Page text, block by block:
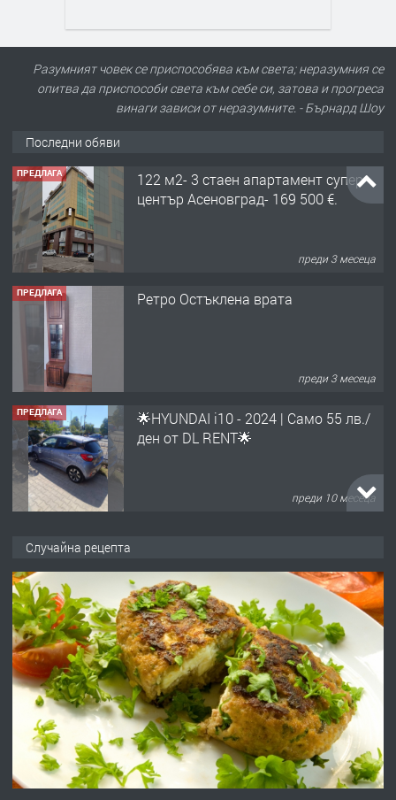
Разумният човек се приспособява към света; неразумния се
опитва да приспособи света към себе си, затова и прогреса
винаги зависи от неразумните. - Бърнард Шоу
Последни обяви
ПРЕДЛАГА
122 м2- 3 стаен апартамент супер
център Асеновград- 169 500 €.
преди 3 месеца
ПРЕДЛАГА Ретро Остъклена врата
преди 3 месеца
ПРЕДЛАГА
🌟HYUNDAI i10 - 2024 | Само 55 лв./
ден от DL RENT🌟
преди 10 месеца
преди 1 година
ПРЕДЛАГА
Професионална зеленчукорезачка
за заведения и дома
преди 1 година
ПРЕДЛАГА Дава под наем Асеновград
Случайна рецепта